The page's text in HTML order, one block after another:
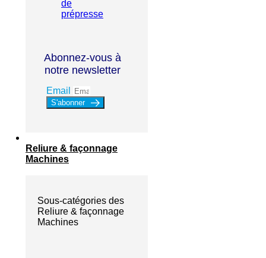
de
prépresse
Abonnez-vous à
notre newsletter
Email
S'abonner
Reliure & façonnage
Machines
Sous-catégories des
Reliure & façonnage
Machines